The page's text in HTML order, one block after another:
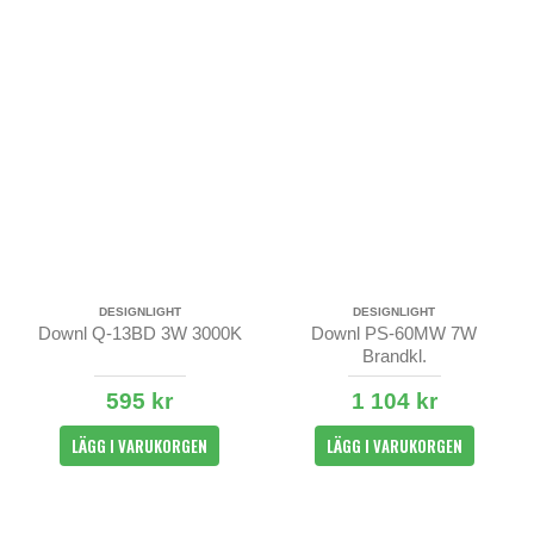
DESIGNLIGHT
Downl Q-13BD 3W 3000K
595 kr
LÄGG I VARUKORGEN
DESIGNLIGHT
Downl PS-60MW 7W
Brandkl.
1 104 kr
LÄGG I VARUKORGEN